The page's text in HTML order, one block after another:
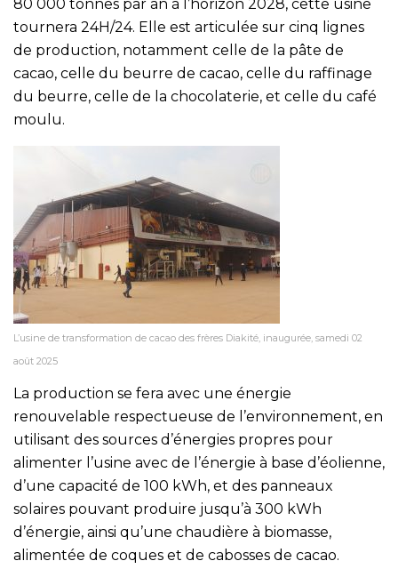
80 000 tonnes par an à l’horizon 2028, cette usine
tournera 24H/24. Elle est articulée sur cinq lignes
de production, notamment celle de la pâte de
cacao, celle du beurre de cacao, celle du raffinage
du beurre, celle de la chocolaterie, et celle du café
moulu.
L’usine de transformation de cacao des frères Diakité, inaugurée, samedi 02
août 2025
La production se fera avec une énergie
renouvelable respectueuse de l’environnement, en
utilisant des sources d’énergies propres pour
alimenter l’usine avec de l’énergie à base d’éolienne,
d’une capacité de 100 kWh, et des panneaux
solaires pouvant produire jusqu’à 300 kWh
d’énergie, ainsi qu’une chaudière à biomasse,
alimentée de coques et de cabosses de cacao.